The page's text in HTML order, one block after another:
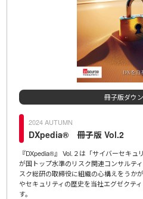
冊子版ダウ
2024 AUTUMN
DXpedia® 冊子版 Vol.2
『DXpedia®』 Vol.２は「サイバーセキ
が国トップ水準のリスク関連コンサルテ
スク総研の取締役に組織の心構えをうか
やセキュリティの歴史を当社エグゼクテ
す。